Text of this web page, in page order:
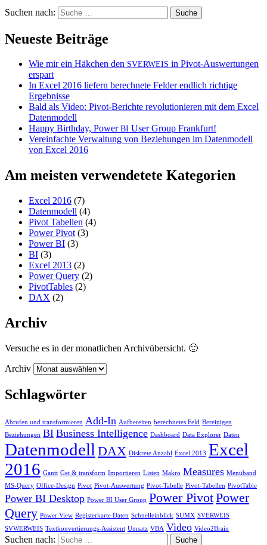
Suchen nach:
Neueste Beiträge
Wie mir ein Häkchen den SVERWEIS in Pivot-Auswertungen
erspart
In Excel 2016 liefern berechnete Felder endlich richtige
Ergebnisse
Bald als Video: Pivot-Berichte revolutionieren mit dem Excel
Datenmodell
Happy Birthday, PowerBI User Group Frankfurt!
Vereinfachte Verwaltung von Beziehungen im Datenmodell
von Excel 2016
Am meisten verwendetete Kategorien
Excel 2016 (7)
Datenmodell (4)
Pivot Tabellen (4)
Power Pivot (3)
Power BI (3)
BI (3)
Excel 2013 (2)
Power Query (2)
PivotTables (2)
DAX (2)
Archiv
Versuche es in der monatlichen Archivübersicht. 🙂
Archiv
Schlagwörter
Abrufen und transformieren Add-In Aufbereiten berechnetes Feld Bereinigen
Beziehungen BI Business Intelligence Dashboard Data Explorer Daten
Datenmodell DAX Diskrete Anzahl Excel 2013 Excel
2016 Gantt Get & transform Importieren Listen Makro Measures Menüband
MS-Query Office-Design Pivot Pivot-Auswertung Pivot-Tabelle Pivot-Tabellen PivotTable
Power BI Desktop Power BI User Group Power PivotPower
Query Power View Registerkarte Daten Schnelleinblick SUMX SVERWEIS
SVWERWEIS Textkonvertierungs-Assistent Umsatz VBA Video Video2Brain
Suchen nach: